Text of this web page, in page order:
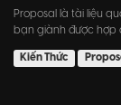
Proposal là tài liệu
bạn giành được hợp
Kiến Thức